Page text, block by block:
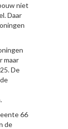
niet
Daar
maar
De
66
de